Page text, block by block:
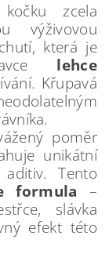
zcela
výživovou
která je
lehce
Křupavá
poměr
unikátní
aditiv. Tento
formula –
slávka
efekt této